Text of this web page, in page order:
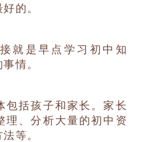
的。
就是早点学习初中知
情。
包括孩子和家长。家长
理、分析大量的初中资
等。